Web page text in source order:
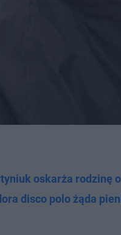
oskarża rodzinę
disco polo żąda